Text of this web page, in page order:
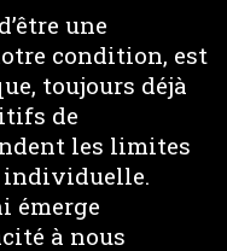
une
condition, est
toujours déjà
de
les limites
individuelle.
émerge
à nous